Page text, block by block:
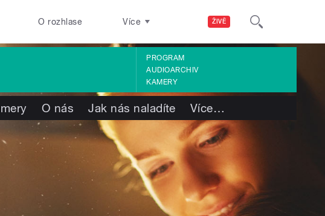
ŽIVĚ
O rozhlase Více
PROGRAM
AUDIOARCHIV
KAMERY
O nás Jak nás naladíte Více…